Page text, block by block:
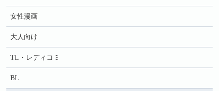
女性漫画
大人向け
TL・レディコミ
BL